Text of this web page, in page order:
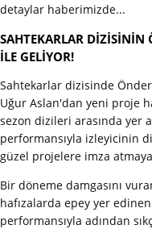
detaylar haberimizde...
SAHTEKARLAR DİZİSİNİN
İLE GELİYOR!
Sahtekarlar dizisinde Önder
Uğur Aslan'dan yeni proje
sezon dizileri arasında yer
performansıyla izleyicinin
güzel projelere imza
Bir döneme damgasını
hafızalarda epey yer
performansıyla adından